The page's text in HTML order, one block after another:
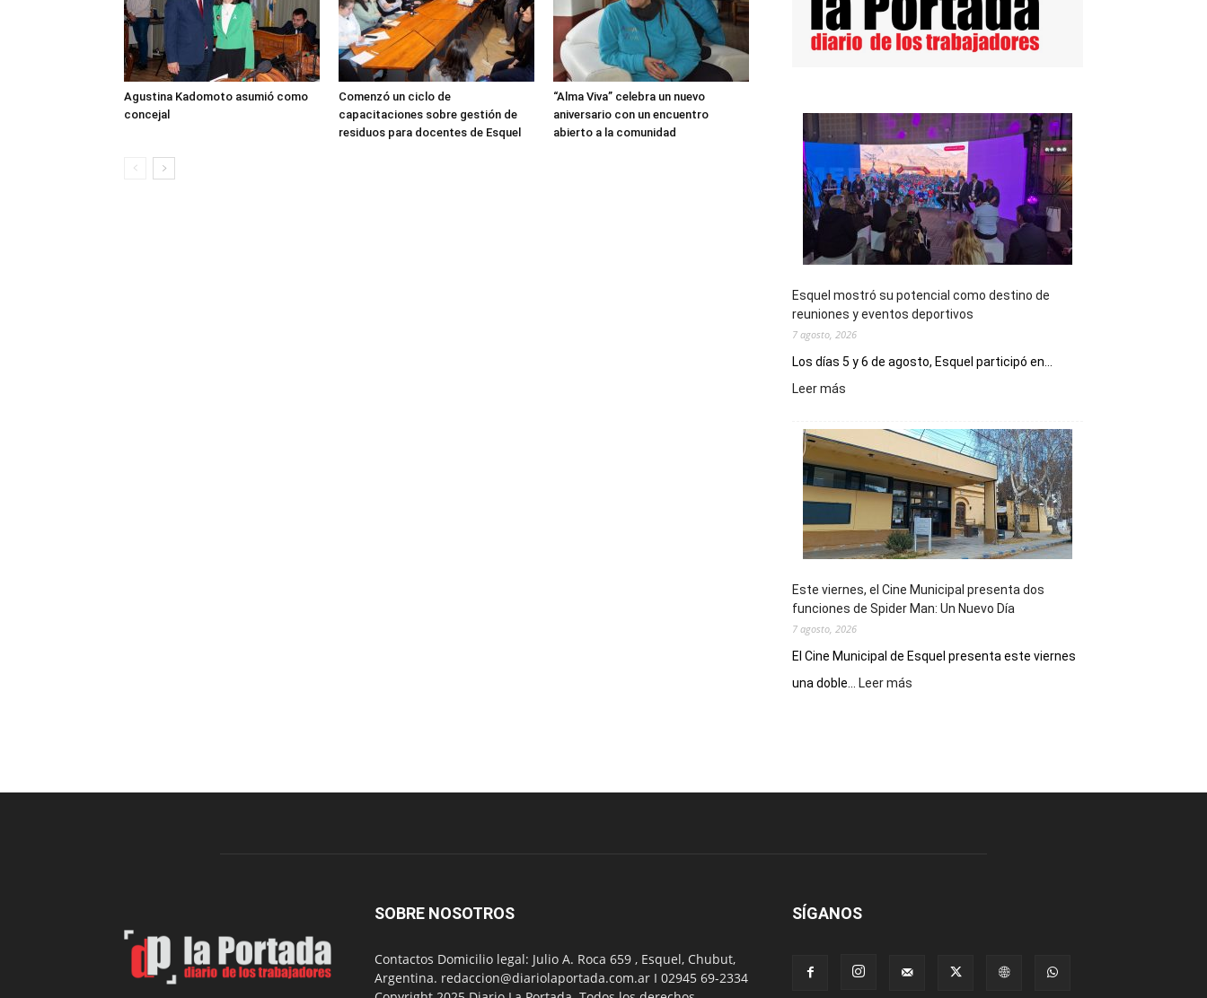
Agustina Kadomoto asumió como
concejal
Comenzó un ciclo de
capacitaciones sobre gestión de
residuos para docentes de Esquel
“Alma Viva” celebra un nuevo
aniversario con un encuentro
abierto a la comunidad
Esquel mostró su potencial como destino de
reuniones y eventos deportivos
7 agosto, 2026
Los días 5 y 6 de agosto, Esquel participó en...
Leer más
su
potencial
como
destino
de
reuniones
y
deportivos
Este viernes, el Cine Municipal presenta dos
funciones de Spider Man: Un Nuevo Día
7 agosto, 2026
El Cine Municipal de Esquel presenta este viernes
una doble...
Leer más
presenta
SOBRE NOSOTROS
Contactos Domicilio legal: Julio A. Roca 659 , Esquel, Chubut,
Argentina. redaccion@diariolaportada.com.ar I 02945 69-2334
SÍGANOS